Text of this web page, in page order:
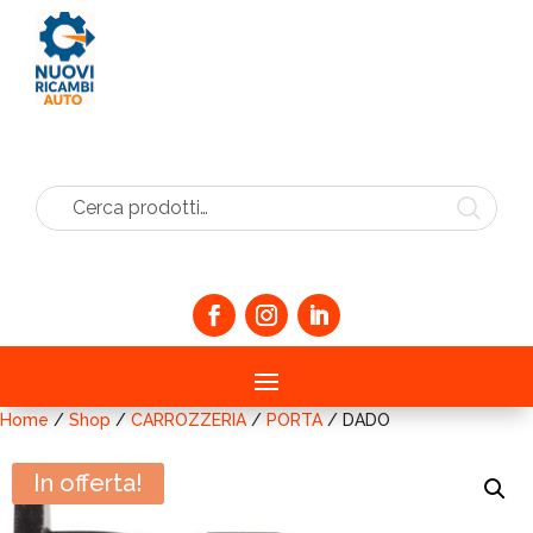
Cerca prodotti…
Home / Shop / CARROZZERIA/ PORTA/ DADO
In offerta!